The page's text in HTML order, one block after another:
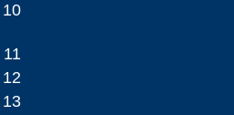
10
11
12
13